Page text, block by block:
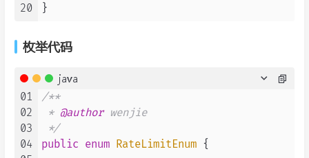
20
枚举代码
java
01
02
03
04
/**
* @author wenjie
*/
public enum RateLimitEnum {